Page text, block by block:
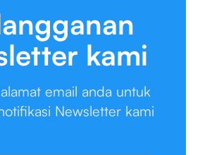
kami
email anda untuk
Newsletter kami